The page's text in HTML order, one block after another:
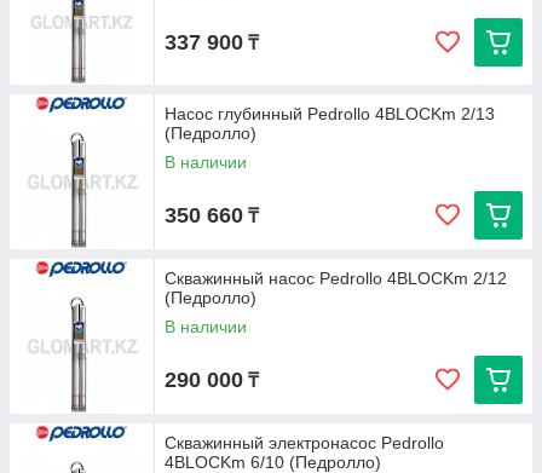
337 900 ₸
Насос глубинный Pedrollo 4BLOCKm 2/13
(Педролло)
В наличии
350 660 ₸
Скважинный насос Pedrollo 4BLOCKm 2/12
(Педролло)
В наличии
290 000 ₸
Скважинный электронасос Pedrollo
4BLOCKm 6/10 (Педролло)